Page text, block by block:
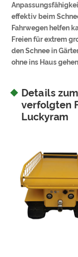
effektiv beim
Fahrwegen helfen
Freien für extrem
den Schnee in
ohne ins Haus
Details
verfolgten
Luckyram